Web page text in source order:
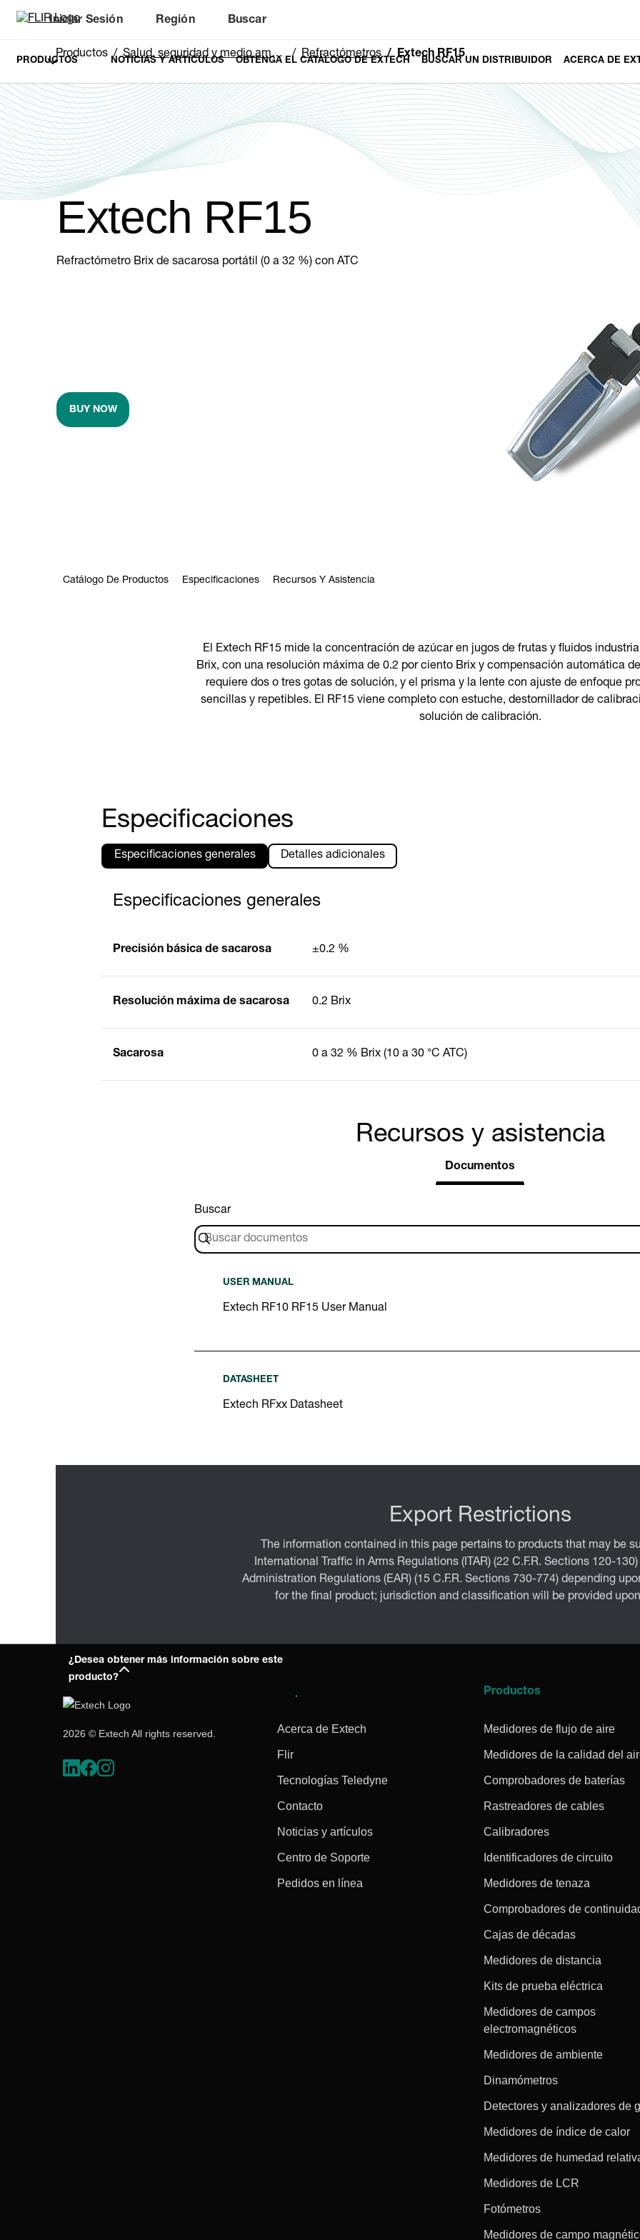
Iniciar Sesión Región Buscar
PRODUCTOS NOTICIAS Y ARTÍCULOS OBTENGA EL CATÁLOGO DE EXTECH BUSCAR UN DISTRIBUIDOR ACERCA DE
Productos Salud, seguridad y medio ambiente Refractómetros Extech RF15
Extech RF15
Refractómetro Brix de sacarosa portátil (0 a 32 %) con ATC
BUY NOW
Catálogo De Productos Especificaciones Recursos Y Asistencia
El Extech RF15 mide la concentración de azúcar en jugos de frutas y fluidos
Brix, con una resolución máxima de 0.2 por ciento Brix y compensación automática
requiere dos o tres gotas de solución, y el prisma y la lente con ajuste de enfoque
sencillas y repetibles. El RF15 viene completo con estuche, destornillador de
solución de calibración.
Especificaciones
Especificaciones generales Detalles adicionales
Especificaciones generales
Precisión básica de sacarosa ±0.2 %
Resolución máxima de sacarosa 0.2 Brix
Sacarosa 0 a 32 % Brix (10 a 30 °C ATC)
Recursos y asistencia
Documentos
Buscar
USER MANUAL
Extech RF10 RF15 User Manual
DATASHEET
Extech RFxx Datasheet
Export Restrictions
The information contained in this page pertains to products that may be
International Traffic in Arms Regulations (ITAR) (22 C.F.R. Sections 120-
Administration Regulations (EAR) (15 C.F.R. Sections 730-774) depending
for the final product; jurisdiction and classification will be provided
¿Desea obtener más información sobre este
producto?
2026 © Extech All rights reserved. Acerca de Extech
Flir
Tecnologías Teledyne
Contacto
Noticias y artículos
Centro de Soporte
Pedidos en línea
Productos
Medidores de flujo de aire
Medidores de la calidad del
Comprobadores de baterías
Rastreadores de cables
Calibradores
Identificadores de circuito
Medidores de tenaza
Comprobadores de
Cajas de décadas
Medidores de distancia
Kits de prueba eléctrica
Medidores de campos
electromagnéticos
Medidores de ambiente
Dinamómetros
Detectores y analizadores de
Medidores de índice de calor
Medidores de humedad
Medidores de LCR
Fotómetros
Medidores de campo